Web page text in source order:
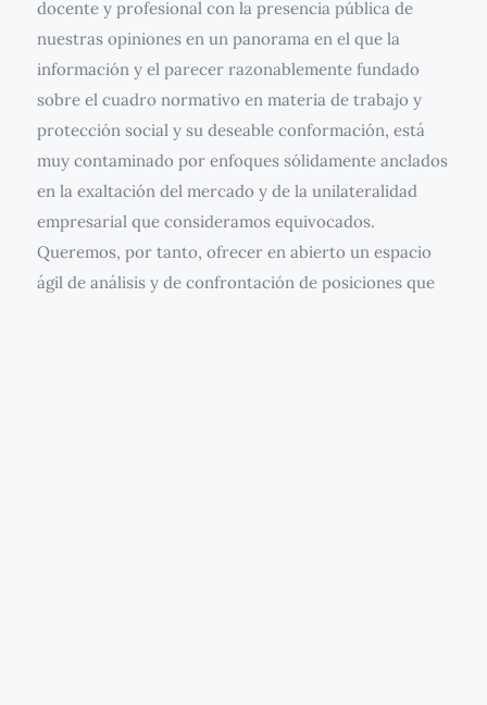
docente y profesional con la presencia pública de
nuestras opiniones en un panorama en el que la
información y el parecer razonablemente fundado
sobre el cuadro normativo en materia de trabajo y
protección social y su deseable conformación, está
muy contaminado por enfoques sólidamente anclados
en la exaltación del mercado y de la unilateralidad
empresarial que consideramos equivocados.
Queremos, por tanto, ofrecer en abierto un espacio
ágil de análisis y de confrontación de posiciones que